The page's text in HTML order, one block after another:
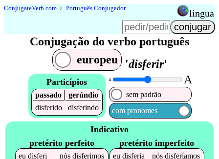
ConjugateVerb.com ﹥ Português Conjugador língua
Conjugação do verbo português
europeu
'disferir'
Particípios
passado
gerúndio
disferido
disferindo
A A
sem padrão
com pronomes
Indicativo
pretérito perfeito
eudisferi nósdisferimos
pretérito imperfeito
eudisferia nósdisferíamos